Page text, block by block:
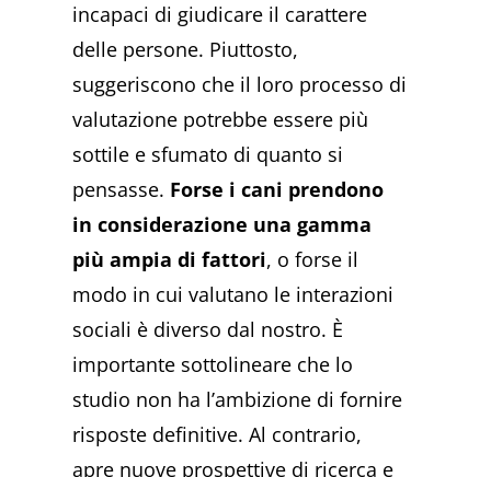
incapaci di giudicare il carattere
delle persone. Piuttosto,
suggeriscono che il loro processo di
valutazione potrebbe essere più
sottile e sfumato di quanto si
pensasse. Forse i cani prendono
in considerazione una gamma
più ampia di fattori, o forse il
modo in cui valutano le interazioni
sociali è diverso dal nostro. È
importante sottolineare che lo
studio non ha l’ambizione di fornire
risposte definitive. Al contrario,
apre nuove prospettive di ricerca e